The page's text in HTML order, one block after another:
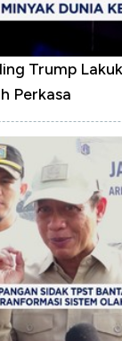
Trump
Perkasa